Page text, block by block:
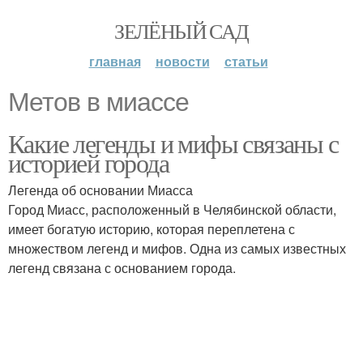
ЗЕЛЁНЫЙ САД
главная новости статьи
Метов в миассе
Какие легенды и мифы связаны с
историей города
Легенда об основании Миасса
Город Миасс, расположенный в Челябинской области,
имеет богатую историю, которая переплетена с
множеством легенд и мифов. Одна из самых известных
легенд связана с основанием города.